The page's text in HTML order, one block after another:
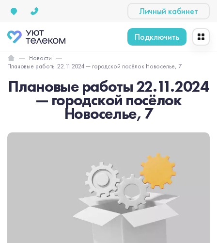
Личный кабинет
Подключить
Новости
Плановые работы 22.11.2024 — городской посёлок Новоселье, 7
Плановые работы 22.11.2024
— городской посёлок
Новоселье, 7